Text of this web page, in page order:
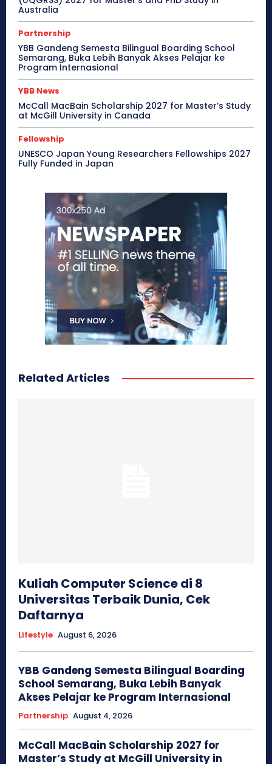
Australia
Partnership
YBB Gandeng Semesta Bilingual Boarding School
Semarang, Buka Lebih Banyak Akses Pelajar ke
Program Internasional
YBB News
McCall MacBain Scholarship 2027 for Master’s Study
at McGill University in Canada
Fellowship
UNESCO Japan Young Researchers Fellowships 2027
Fully Funded in Japan
Related Articles
Kuliah Computer Science di 8
Universitas Terbaik Dunia, Cek
Daftarnya
Lifestyle August 6, 2026
YBB Gandeng Semesta Bilingual Boarding
School Semarang, Buka Lebih Banyak
Akses Pelajar ke Program Internasional
Partnership August 4, 2026
McCall MacBain Scholarship 2027 for
Master’s Study at McGill University in